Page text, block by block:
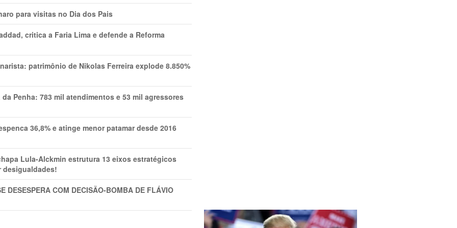
para visitas no Dia dos Pais
critica a Faria Lima e defende a Reforma
patrimônio de Nikolas Ferreira explode 8.850%
Penha: 783 mil atendimentos e 53 mil agressores
36,8% e atinge menor patamar desde 2016
Lula-Alckmin estrutura 13 eixos estratégicos
desigualdades!
DESESPERA COM DECISÃO-BOMBA DE FLÁVIO